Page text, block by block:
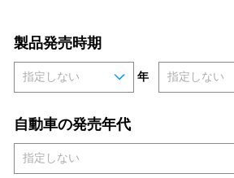
製品発売時期
年
自動車の発売年代